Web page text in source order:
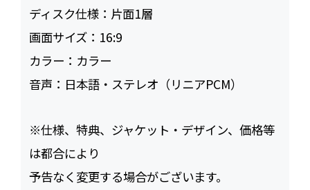
ディスク仕様： 片面1層
画面サイズ： 16:9
カラー： カラー
音声： 日本語・ステレオ（リニアPCM）
※仕様、特典、ジャケット・デザイン、価格等
は都合により
予告なく変更する場合がございます。